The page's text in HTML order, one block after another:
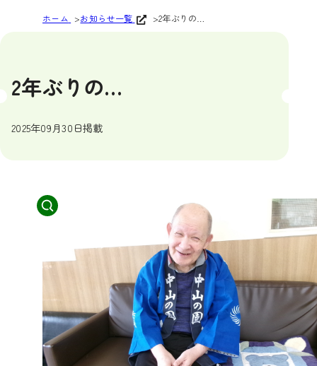
ホーム お知らせ一覧 2年ぶりの…
2年ぶりの…
2025年09月30日掲載